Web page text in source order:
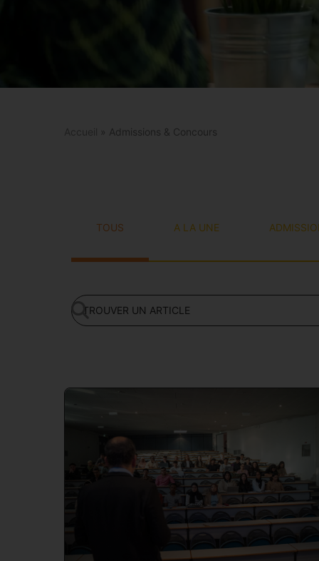
» Admissions & Concours
TOUS A LA UNE